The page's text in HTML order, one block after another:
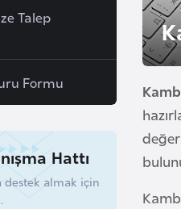
Talep
Formu
Hattı
destek almak için